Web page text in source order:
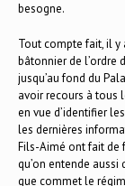
besogne.
Tout compte fait, il y
bâtonnier de l’ordre
jusqu’au fond du
avoir recours à tous
en vue d’identifier
les dernières
Fils-Aimé ont fait de
qu’on entende
que commet le